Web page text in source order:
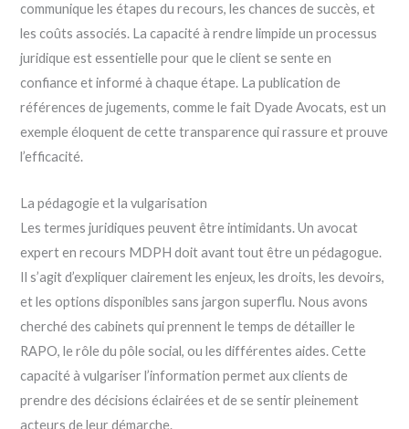
communique les étapes du recours, les chances de succès, et
les coûts associés. La capacité à rendre limpide un processus
juridique est essentielle pour que le client se sente en
confiance et informé à chaque étape. La publication de
références de jugements, comme le fait Dyade Avocats, est un
exemple éloquent de cette transparence qui rassure et prouve
l’efficacité.
La pédagogie et la vulgarisation
Les termes juridiques peuvent être intimidants. Un avocat
expert en recours MDPH doit avant tout être un pédagogue.
Il s’agit d’expliquer clairement les enjeux, les droits, les devoirs,
et les options disponibles sans jargon superflu. Nous avons
cherché des cabinets qui prennent le temps de détailler le
RAPO, le rôle du pôle social, ou les différentes aides. Cette
capacité à vulgariser l’information permet aux clients de
prendre des décisions éclairées et de se sentir pleinement
acteurs de leur démarche.